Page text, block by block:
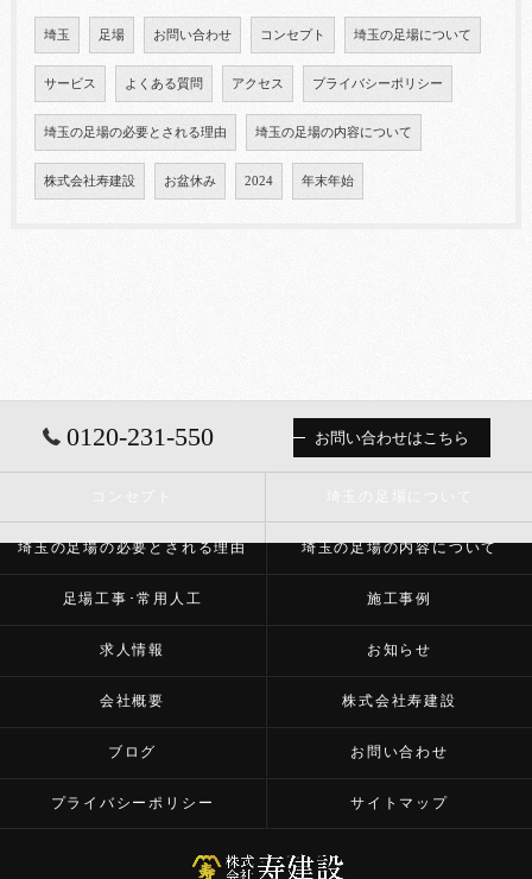
埼玉 足場 お問い合わせ コンセプト 埼玉の足場について
サービス よくある質問 アクセス プライバシーポリシー
埼玉の足場の必要とされる理由 埼玉の足場の内容について
株式会社寿建設 お盆休み 2024 年末年始
0120-231-550 お問い合わせはこちら
埼玉の足場の必要とされる理由 埼玉の足場の内容について
足場工事･常用人工 施工事例
求人情報 お知らせ
会社概要 株式会社寿建設
ブログ お問い合わせ
プライバシーポリシー サイトマップ